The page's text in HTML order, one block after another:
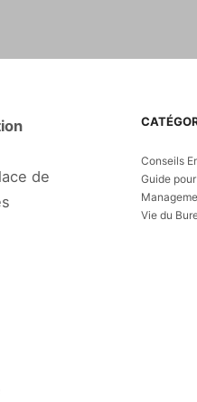
de
Conseils
Guide
Vie du